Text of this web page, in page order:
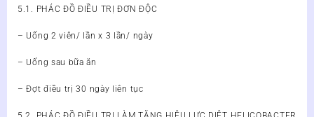
5.1. PHÁC ĐỒ ĐIỀU TRỊ ĐƠN ĐỘC
– Uống 2 viên/ lần x 3 lần/ ngày
– Uống sau bữa ăn
– Đợt điều trị 30 ngày liên tục